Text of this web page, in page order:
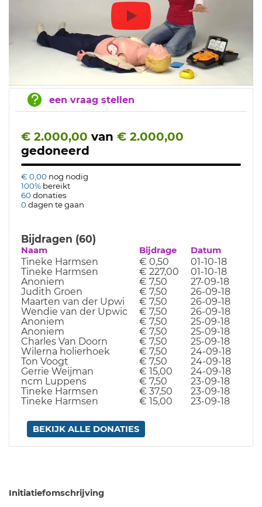
een vraag stellen
€ 2.000,00 van € 2.000,00
gedoneerd
€ 0,00 nog nodig
100% bereikt
60donaties
0dagen te gaan
Bijdragen (60)
Naam Bijdrage Datum
Tineke Harmsen € 0,50
01-10-18
Tineke Harmsen
€ 227,00
01-10-18
Anoniem
€ 7,50
27-09-18
Judith Groen
€ 7,50
26-09-18
Maarten van der Upwi
€ 7,50
26-09-18
Wendie van der Upwic
€ 7,50
26-09-18
Anoniem
€ 7,50
25-09-18
Anoniem
€ 7,50
25-09-18
Charles Van Doorn
€ 7,50
25-09-18
Wilerna holierhoek
€ 7,50
24-09-18
Ton Voogt
€ 7,50
24-09-18
Gerrie Weijman
€ 15,00
24-09-18
ncm Luppens
€ 7,50
23-09-18
Tineke Harmsen
€ 37,50
23-09-18
Tineke Harmsen
€ 15,00 23-09-18
BEKIJK ALLE DONATIES
Initiatiefomschrijving